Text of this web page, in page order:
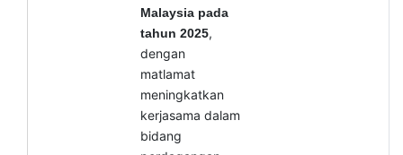
Malaysia pada
tahun 2025,
dengan
matlamat
meningkatkan
kerjasama dalam
bidang